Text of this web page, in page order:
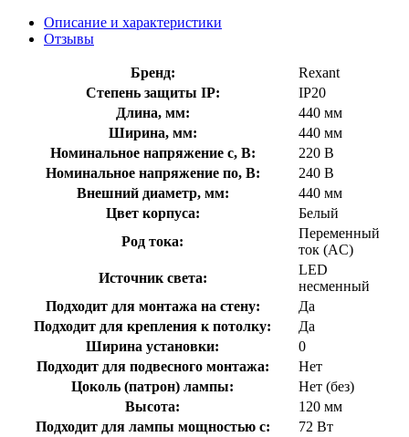
Описание и характеристики
Отзывы
Бренд:
Rexant
Степень защиты IP:
IP20
Длина, мм:
440 мм
Ширина, мм:
440 мм
Номинальное напряжение с, В:
220 В
Номинальное напряжение по, В:
240 В
Внешний диаметр, мм:
440 мм
Цвет корпуса:
Белый
Род тока:
Переменный
ток (AC)
Источник света:
LED
несменный
Подходит для монтажа на стену:
Да
Подходит для крепления к потолку:
Да
Ширина установки:
0
Подходит для подвесного монтажа:
Нет
Цоколь (патрон) лампы:
Нет (без)
Высота:
120 мм
Подходит для лампы мощностью с:
72 Вт